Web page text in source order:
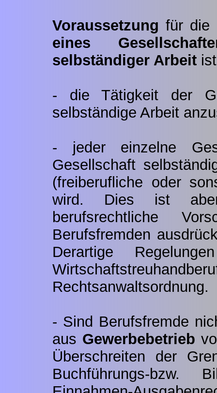
Voraussetzung für die
eines
selbständiger Arbeit
- die Tätigkeit der
selbständige Arbeit
- jeder einzelne
Gesellschaft
(freiberufliche oder
wird. Dies ist
berufsrechtliche
Berufsfremden
Derartige
Rechtsanwaltsordnung.
- Sind Berufsfremde
aus Gewerbebetrieb
Überschreiten der
Buchführungs-bzw.